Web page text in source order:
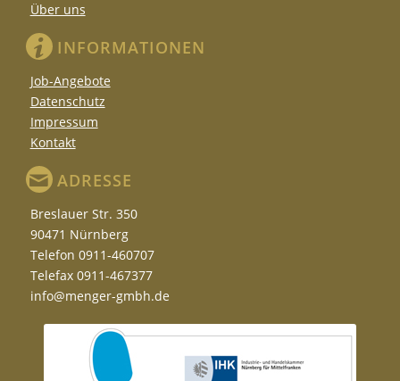
Über uns
INFORMATIONEN
Job-Angebote
Datenschutz
Impressum
Kontakt
ADRESSE
Breslauer Str. 350
90471 Nürnberg
Telefon 0911-460707
Telefax 0911-467377
info@menger-gmbh.de